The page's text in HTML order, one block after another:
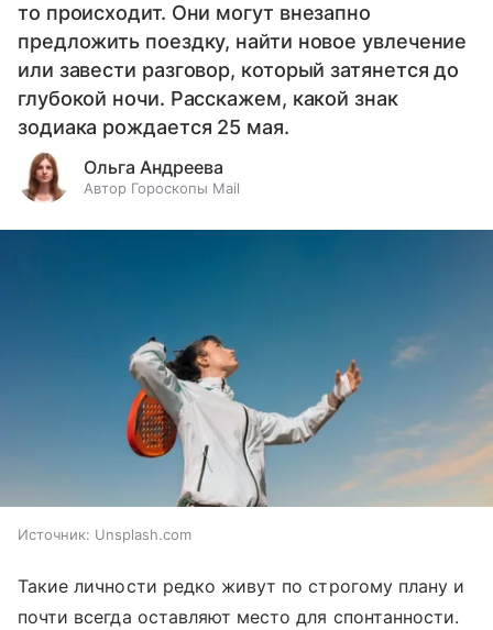
то происходит. Они могут внезапно
предложить поездку, найти новое увлечение
или завести разговор, который затянется до
глубокой ночи. Расскажем, какой знак
зодиака рождается 25 мая.
Ольга Андреева
Автор Гороскопы Mail
Источник: Unsplash.com
Такие личности редко живут по строгому плану и
почти всегда оставляют место для спонтанности.